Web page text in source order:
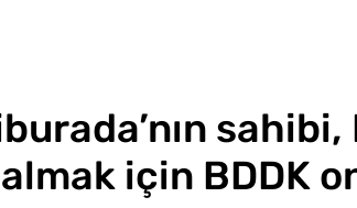
sahibi,
için BDDK